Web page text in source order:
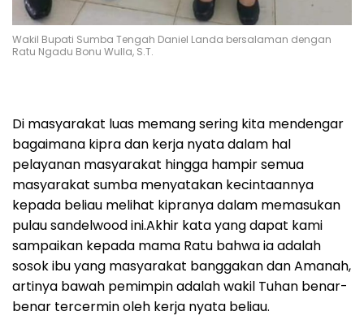
Wakil Bupati Sumba Tengah Daniel Landa bersalaman dengan
Ratu Ngadu Bonu Wulla, S.T.
Di masyarakat luas memang sering kita mendengar
bagaimana kipra dan kerja nyata dalam hal
pelayanan masyarakat hingga hampir semua
masyarakat sumba menyatakan kecintaannya
kepada beliau melihat kipranya dalam memasukan
pulau sandelwood ini.Akhir kata yang dapat kami
sampaikan kepada mama Ratu bahwa ia adalah
sosok ibu yang masyarakat banggakan dan Amanah,
artinya bawah pemimpin adalah wakil Tuhan benar-
benar tercermin oleh kerja nyata beliau.